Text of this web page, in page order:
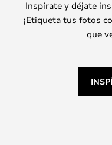
Inspírate y déjate
¡Etiqueta tus fotos
que